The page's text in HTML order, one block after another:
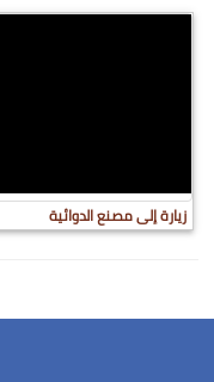
زيارة إلى مصنع الدوائية